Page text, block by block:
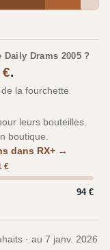
Daily Drams 2005 ?
.
la fourchette
leurs bouteilles.
boutique.
dans RX+ →
€
94 €
· au 7 janv. 2026